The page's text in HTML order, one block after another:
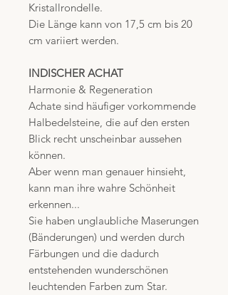
Kristallrondelle.
Die Länge kann von 17,5 cm bis 20
cm variiert werden.
INDISCHER ACHAT
Harmonie & Regeneration
Achate sind häufiger vorkommende
Halbedelsteine, die auf den ersten
Blick recht unscheinbar aussehen
können.
Aber wenn man genauer hinsieht,
kann man ihre wahre Schönheit
erkennen...
Sie haben unglaubliche Maserungen
(Bänderungen) und werden durch
Färbungen und die dadurch
entstehenden wunderschönen
leuchtenden Farben zum Star.